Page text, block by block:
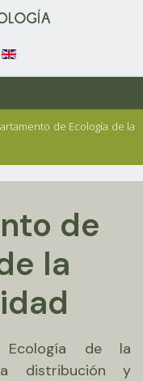
de Ecología de la
de
la
de la
distribución y